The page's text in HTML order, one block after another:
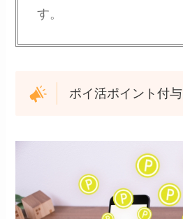
す。
ポイ活ポイント付与